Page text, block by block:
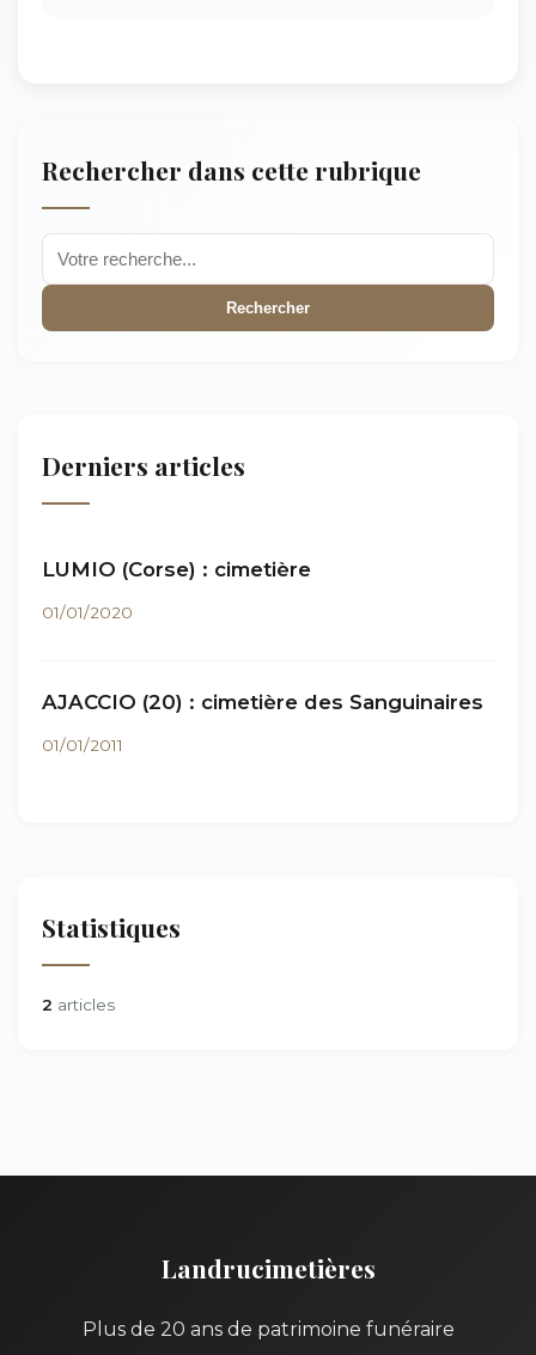
Rechercher dans cette rubrique
Rechercher
Derniers articles
LUMIO (Corse) : cimetière
01/01/2020
AJACCIO (20) : cimetière des Sanguinaires
01/01/2011
Statistiques
2 articles
Landrucimetières
Plus de 20 ans de patrimoine funéraire